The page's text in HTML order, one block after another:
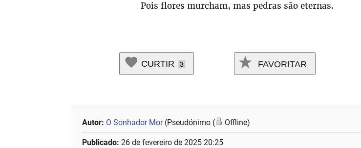
Pois flores murcham, mas pedras são eternas.
CURTIR 3 FAVORITAR
Autor: O Sonhador Mor (Pseudónimo ( Offline)
Publicado:26 de fevereiro de 2025 20:25